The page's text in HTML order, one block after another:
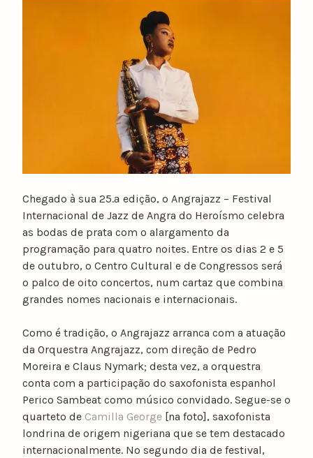
u
n
o
c
a
t
a
r
i
n
o
Chegado à sua 25.ª edição, o Angrajazz – Festival
Internacional de Jazz de Angra do Heroísmo celebra
as bodas de prata com o alargamento da
programação para quatro noites. Entre os dias 2 e 5
de outubro, o Centro Cultural e de Congressos será
o palco de oito concertos, num cartaz que combina
grandes nomes nacionais e internacionais.
Como é tradição, o Angrajazz arranca com a atuação
da Orquestra Angrajazz, com direção de Pedro
Moreira e Claus Nymark; desta vez, a orquestra
conta com a participação do saxofonista espanhol
Perico Sambeat como músico convidado. Segue-se o
quarteto de Camilla George [na foto], saxofonista
londrina de origem nigeriana que se tem destacado
internacionalmente. No segundo dia de festival,